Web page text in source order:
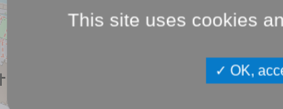
This site uses cookies
OK,